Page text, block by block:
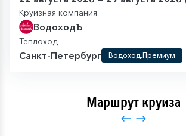
Круизная компания
ВодоходЪ
Теплоход
Санкт-Петербург Водоход.Премиум
Маршрут круиза